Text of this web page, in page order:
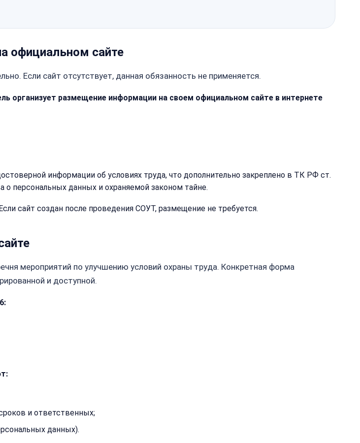
Закрыть
меню
официальном сайте
Если сайт отсутствует, данная обязанность не применяется.
организует размещение информации на своем официальном сайте в интернете
информации об условиях труда, что дополнительно закреплено в ТК РФ ст.
персональных данных и охраняемой законом тайне.
сайт создан после проведения СОУТ, размещение не требуется.
мероприятий по улучшению условий охраны труда. Конкретная форма
и доступной.
и ответственных;
данных).Написать
Бесплатная